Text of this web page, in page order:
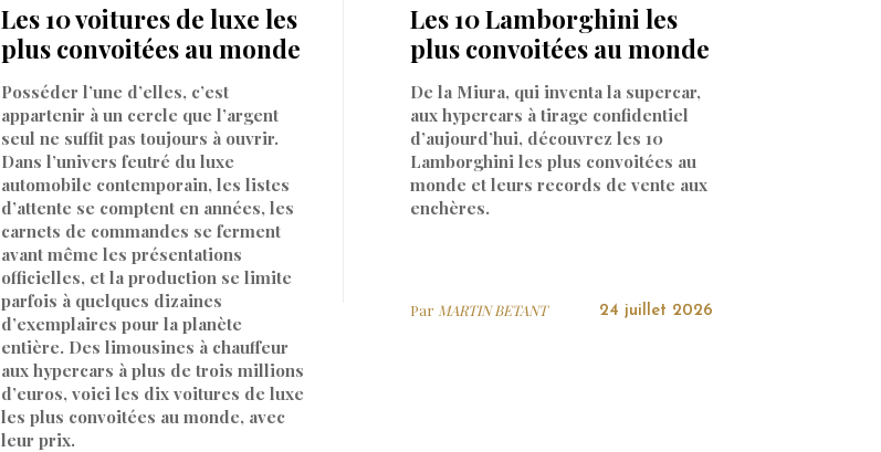
Les 10 voitures de luxe les
plus convoitées au monde
Posséder l’une d’elles, c’est
appartenir à un cercle que l’argent
seul ne suffit pas toujours à ouvrir.
Dans l’univers feutré du luxe
automobile contemporain, les listes
d’attente se comptent en années, les
carnets de commandes se ferment
avant même les présentations
officielles, et la production se limite
parfois à quelques dizaines
d’exemplaires pour la planète
entière. Des limousines à chauffeur
aux hypercars à plus de trois millions
d’euros, voici les dix voitures de luxe
les plus convoitées au monde, avec
leur prix.
Les 10 Lamborghini les
plus convoitées au monde
De la Miura, qui inventa la supercar,
aux hypercars à tirage confidentiel
d’aujourd’hui, découvrez les 10
Lamborghini les plus convoitées au
monde et leurs records de vente aux
enchères.
Par MARTIN BETANT 24 juillet 2026